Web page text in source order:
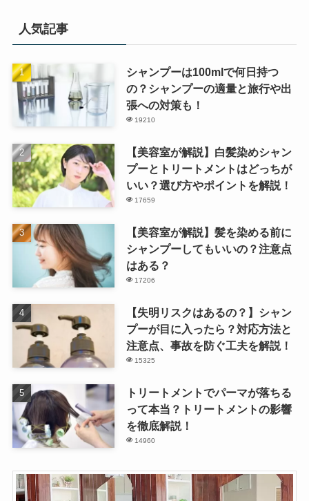
人気記事
シャンプーは100mlで何日持つ
の？シャンプーの適量と旅行や出
張への対策も！
19210
【美容室が解説】白髪染めシャン
プーとトリートメントはどっちが
いい？選び方やポイントを解説！
17659
【美容室が解説】髪を染める前に
シャンプーしてもいいの？注意点
はある？
17206
【失明リスクはあるの？】シャン
プーが目に入ったら？対応方法と
注意点、事故を防ぐ工夫を解説！
15325
トリートメントでパーマが落ちる
って本当？トリートメントの影響
を徹底解説！
14960